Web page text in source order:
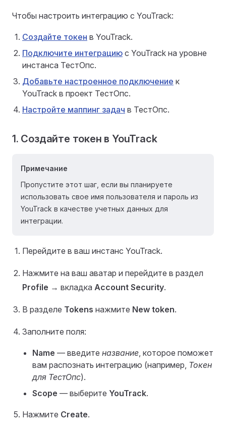
Чтобы настроить интеграцию с YouTrack:
Создайте токен в YouTrack.
Подключите интеграцию с YouTrack на уровне
инстанса ТестОпс.
Добавьте настроенное подключение к
YouTrack в проект ТестОпс.
Настройте маппинг задач в ТестОпс.
1. Создайте токен в YouTrack
Примечание
Пропустите этот шаг, если вы планируете
использовать свое имя пользователя и пароль из
YouTrack в качестве учетных данных для
интеграции.
Перейдите в ваш инстанс YouTrack.
Нажмите на ваш аватар и перейдите в раздел
Profile → вкладка Account Security.
В разделе Tokens нажмите New token.
Заполните поля:
Name — введите название, которое поможет
вам распознать интеграцию (например, Токен
для ТестОпс).
Scope — выберите YouTrack.
Нажмите Create.